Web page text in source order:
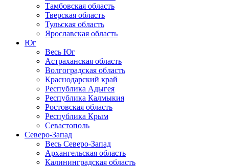
Тамбовская область
Тверская область
Тульская область
Ярославская область
Юг
Весь Юг
Астраханская область
Волгоградская область
Краснодарский край
Республика Адыгея
Республика Калмыкия
Ростовская область
Республика Крым
Севастополь
Северо-Запад
Весь Северо-Запад
Архангельская область
Калининградская область